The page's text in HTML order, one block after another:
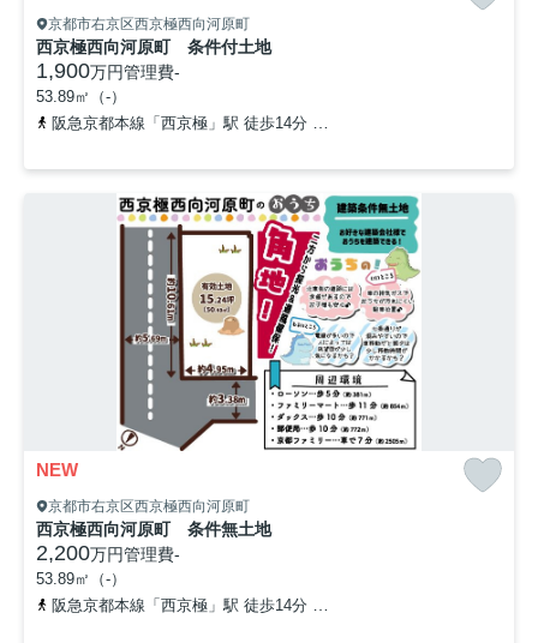
京都市右京区西京極西向河原町
西京極西向河原町 条件付土地
1,900万円管理費-
53.89㎡（-）
阪急京都本線「西京極」駅 徒歩14分
NEW
京都市右京区西京極西向河原町
西京極西向河原町 条件無土地
2,200万円管理費-
53.89㎡（-）
阪急京都本線「西京極」駅 徒歩14分